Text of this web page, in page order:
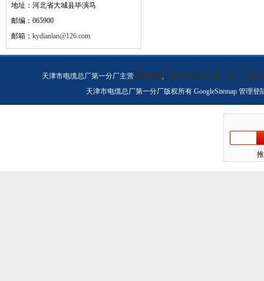
地址：河北省大城县毕演马
邮编：065900
邮箱： kydianlan@126.com
天津市电缆总厂第一分厂主营天联电缆,天津市电缆总厂第一分厂天联电
天津市电缆总厂第一分厂版权所有 GoogleSitemap 管理登